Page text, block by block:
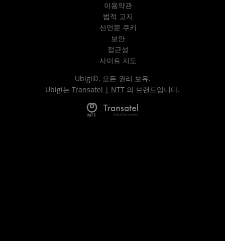
이용약관
법적 고지
선언문 쿠키
보안
접근성
사이트 지도
Ubigi©. 모든 권리 보유.
Ubigi는 Transatel | NTT 의 브랜드입니다.